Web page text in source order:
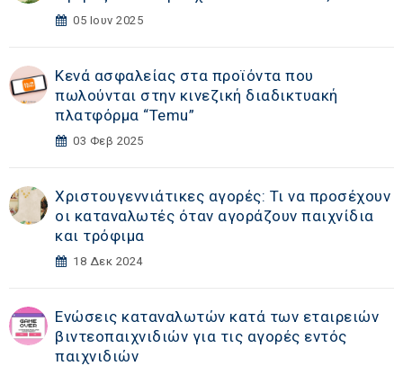
05 Ιουν 2025
Κενά ασφαλείας στα προϊόντα που
πωλούνται στην κινεζική διαδικτυακή
πλατφόρμα “Temu”
03 Φεβ 2025
Χριστουγεννιάτικες αγορές: Τι να προσέχουν
οι καταναλωτές όταν αγοράζουν παιχνίδια
και τρόφιμα
18 Δεκ 2024
Ενώσεις καταναλωτών κατά των εταιρειών
βιντεοπαιχνιδιών για τις αγορές εντός
παιχνιδιών